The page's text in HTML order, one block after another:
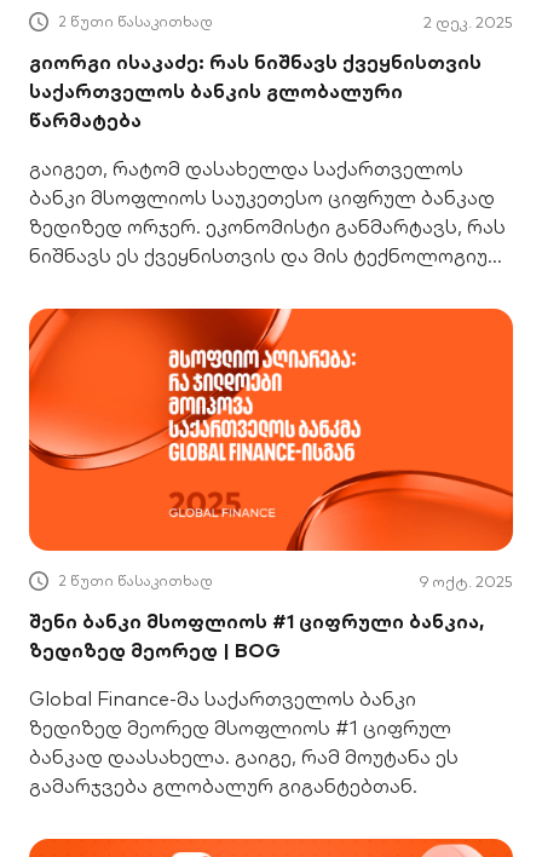
2 წუთი წასაკითხად 2 დეკ. 2025
გიორგი ისაკაძე: რას ნიშნავს ქვეყნისთვის
საქართველოს ბანკის გლობალური
წარმატება
გაიგეთ, რატომ დასახელდა საქართველოს
ბანკი მსოფლიოს საუკეთესო ციფრულ ბანკად
ზედიზედ ორჯერ. ეკონომისტი განმარტავს, რას
ნიშნავს ეს ქვეყნისთვის და მის ტექნოლოგიურ
2 წუთი წასაკითხად 9 ოქტ. 2025
შენი ბანკი მსოფლიოს #1 ციფრული ბანკია,
ზედიზედ მეორედ | BOG
Global Finance-მა საქართველოს ბანკი
ზედიზედ მეორედ მსოფლიოს #1 ციფრულ
ბანკად დაასახელა. გაიგე, რამ მოუტანა ეს
გამარჯვება გლობალურ გიგანტებთან.